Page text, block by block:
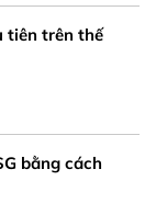
tiên trên thế
bằng cách